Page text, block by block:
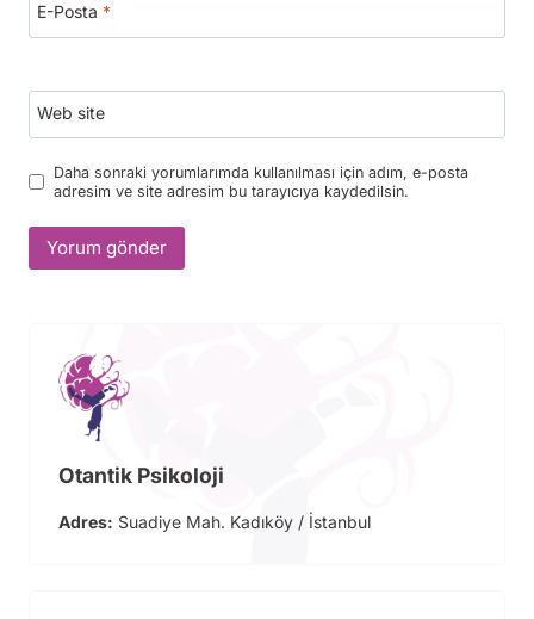
E-Posta *
Web site
Daha sonraki yorumlarımda kullanılması için adım, e-posta
adresim ve site adresim bu tarayıcıya kaydedilsin.
Otantik Psikoloji
Adres: Suadiye Mah. Kadıköy / İstanbul